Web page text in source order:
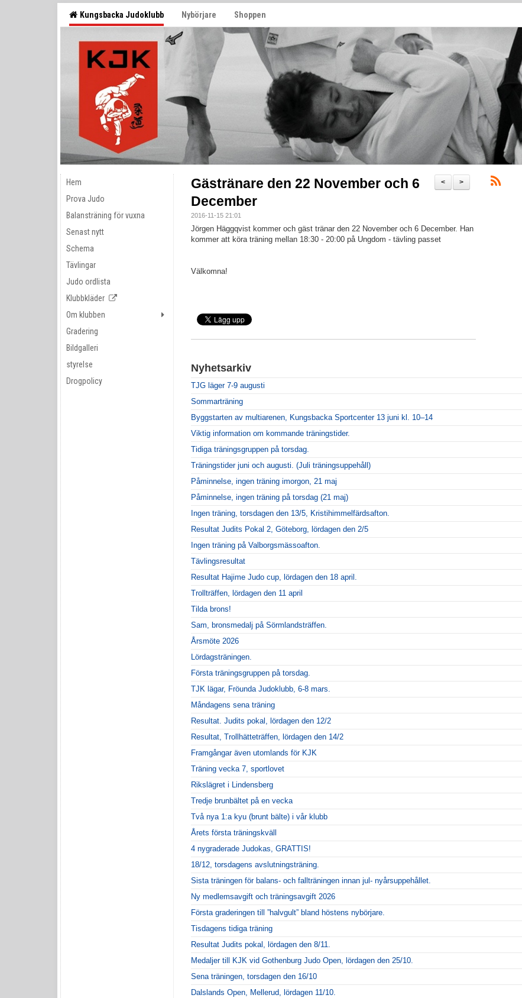
Kungsbacka Judoklubb Nybörjare Shoppen
Hem
Prova Judo
Balansträning för vuxna
Senast nytt
Schema
Tävlingar
Judo ordlista
Klubbkläder
Om klubben
Gradering
Bildgalleri
styrelse
Drogpolicy
>
<
Gästränare den 22 November och 6
December
2016-11-15 21:01
Jörgen Häggqvist kommer och gäst tränar den 22 November och 6 December. Han
kommer att köra träning mellan 18:30 - 20:00 på Ungdom - tävling passet
Välkomna!
Nyhetsarkiv
TJG läger 7-9 augusti
Sommarträning
Byggstarten av multiarenen, Kungsbacka Sportcenter 13 juni kl. 10–14
Viktig information om kommande träningstider.
Tidiga träningsgruppen på torsdag.
Träningstider juni och augusti. (Juli träningsuppehåll)
Påminnelse, ingen träning imorgon, 21 maj
Påminnelse, ingen träning på torsdag (21 maj)
Ingen träning, torsdagen den 13/5, Kristihimmelfärdsafton.
Resultat Judits Pokal 2, Göteborg, lördagen den 2/5
Ingen träning på Valborgsmässoafton.
Tävlingsresultat
Resultat Hajime Judo cup, lördagen den 18 april.
Trollträffen, lördagen den 11 april
Tilda brons!
Sam, bronsmedalj på Sörmlandsträffen.
Årsmöte 2026
Lördagsträningen.
Första träningsgruppen på torsdag.
TJK lägar, Fröunda Judoklubb, 6-8 mars.
Måndagens sena träning
Resultat. Judits pokal, lördagen den 12/2
Resultat, Trollhätteträffen, lördagen den 14/2
Framgångar även utomlands för KJK
Träning vecka 7, sportlovet
Rikslägret i Lindensberg
Tredje brunbältet på en vecka
Två nya 1:a kyu (brunt bälte) i vår klubb
Årets första träningskväll
4 nygraderade Judokas, GRATTIS!
18/12, torsdagens avslutningsträning.
Sista träningen för balans- och fallträningen innan jul- nyårsuppehållet.
Ny medlemsavgift och träningsavgift 2026
Första graderingen till ”halvgult” bland höstens nybörjare.
Tisdagens tidiga träning
Resultat Judits pokal, lördagen den 8/11.
Medaljer till KJK vid Gothenburg Judo Open, lördagen den 25/10.
Sena träningen, torsdagen den 16/10
Dalslands Open, Mellerud, lördagen 11/10.